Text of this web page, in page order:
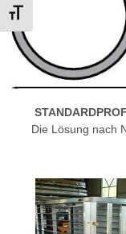
TOGGLE FONT
Die Lösung nach